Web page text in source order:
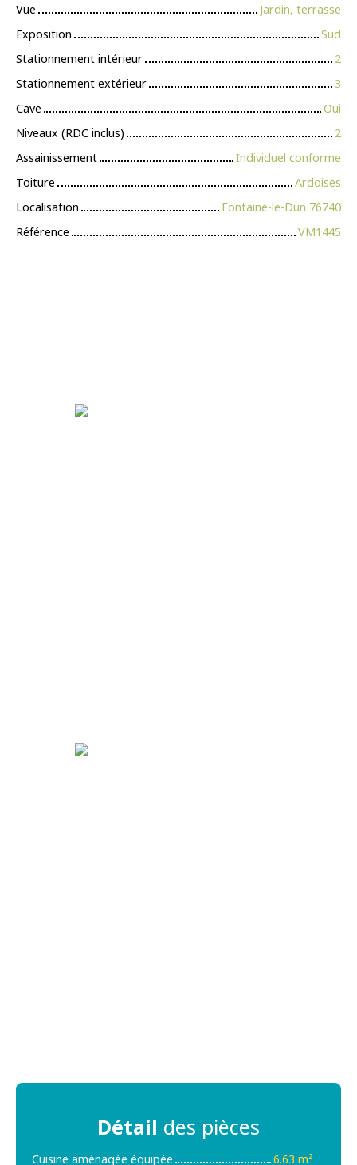
Vue
Jardin, terrasse
Exposition
Sud
Stationnement intérieur
2
Stationnement extérieur
3
Cave
Oui
Niveaux (RDC inclus)
2
Assainissement
Individuel conforme
Toiture
Ardoises
Localisation
Fontaine-le-Dun 76740
Référence
VM1445
Détail des pièces
Cuisine aménagée équipée 6.63 m²